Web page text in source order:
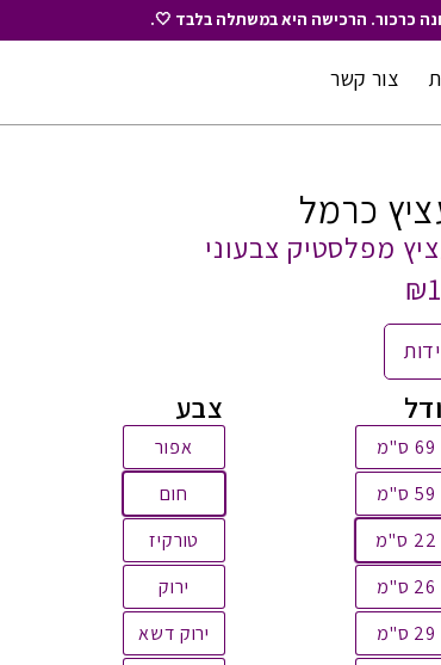
חנה כרכור. הרכישה היא במשתלה בלבד 🤍.
צור קשר
כרמל
מפלסטיק צבעוני
69 ס"מ
59 ס"מ
22 ס"מ
26 ס"מ
29 ס"מ
צבע
אפור
חום
טורקיז
ירוק
ירוק דשא